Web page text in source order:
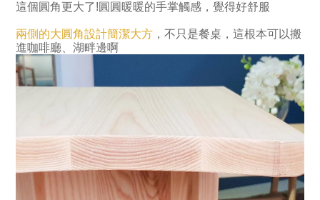
這個圓角更大了!圓圓暖暖的手掌觸感，覺得好舒服
兩側的大圓角設計簡潔大方 ，不只是餐桌，這根本可以搬
進咖啡廳、湖畔邊啊